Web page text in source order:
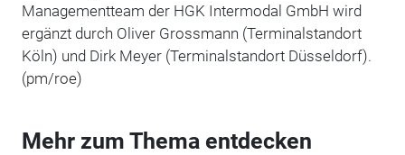
Managementteam der HGK Intermodal GmbH wird
ergänzt durch Oliver Grossmann (Terminalstandort
Köln) und Dirk Meyer (Terminalstandort Düsseldorf).
(pm/roe)
Mehr zum Thema entdecken